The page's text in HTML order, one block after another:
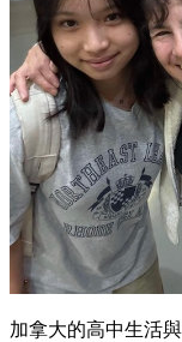
加拿大的高中生活